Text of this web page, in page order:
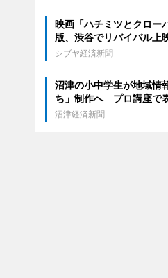
映画「ハチミツとクロー
版、渋谷でリバイバル上
シブヤ経済新聞
沼津の小中学生が地域情
ち」制作へ プロ講座で
沼津経済新聞